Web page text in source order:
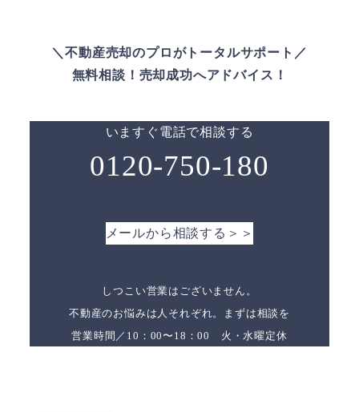
＼不動産売却のプロがトータルサポート／
無料相談！売却成功へアドバイス！
いますぐ電話で相談する
0120-750-180
メールから相談する＞＞
しつこい営業はございません。
不動産のお悩みは人それぞれ。まずは相談を
営業時間／10：00〜18：00 火・水曜定休